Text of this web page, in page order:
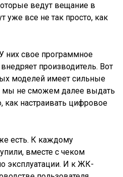
ведут вещание в
уже все не так просто, как
них свое программное
производитель. Вот
моделей имеет сильные
мы не сможем далее выдать
настраивать цифровое
есть. К каждому
вместе с чеком
эксплуатации. И к ЖК-